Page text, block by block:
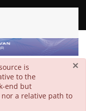
×
is
to the
end but
nor a relative path to